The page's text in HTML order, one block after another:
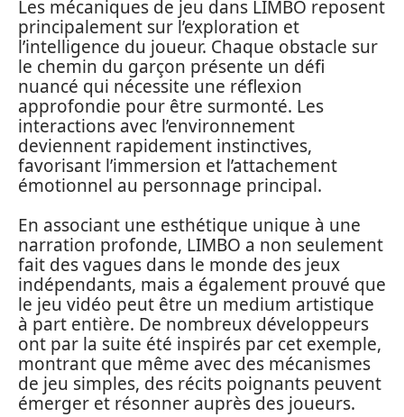
Les mécaniques de jeu dans LIMBO reposent
principalement sur l’exploration et
l’intelligence du joueur. Chaque obstacle sur
le chemin du garçon présente un défi
nuancé qui nécessite une réflexion
approfondie pour être surmonté. Les
interactions avec l’environnement
deviennent rapidement instinctives,
favorisant l’immersion et l’attachement
émotionnel au personnage principal.
En associant une esthétique unique à une
narration profonde, LIMBO a non seulement
fait des vagues dans le monde des jeux
indépendants, mais a également prouvé que
le jeu vidéo peut être un medium artistique
à part entière. De nombreux développeurs
ont par la suite été inspirés par cet exemple,
montrant que même avec des mécanismes
de jeu simples, des récits poignants peuvent
émerger et résonner auprès des joueurs.